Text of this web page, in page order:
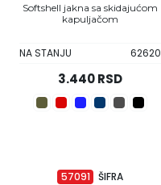
Softshell jakna sa skidajućom
kapuljačom
NA STANJU 62620
3.440 RSD
ŠIFRA
57091